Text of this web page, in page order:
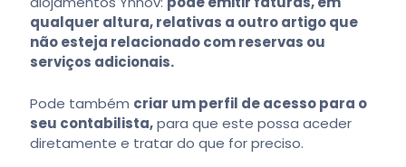
qualquer altura, relativas a outro artigo que
não esteja relacionado com reservas ou
serviços adicionais.
Pode também criar um perfil de acesso para o
seu contabilista,para que este possa aceder
diretamente e tratar do que for preciso.